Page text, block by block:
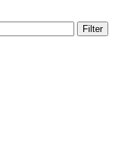
Filter